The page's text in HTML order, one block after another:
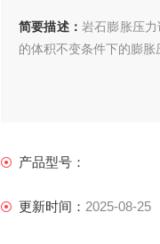
简要描述： 岩石膨胀压
的体积不变条件下的膨胀
产品型号：
更新时间： 2025-08-25